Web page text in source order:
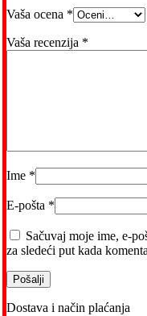
Vaša ocena *
Vaša recenzija *
Ime *
E-pošta *
Sačuvaj moje ime, e-
za sledeći put kada
Dostava i način plaćanja